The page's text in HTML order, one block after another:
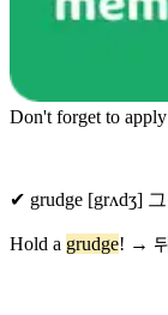
Don't forget to
✔ grudge [grʌdʒ]
Hold a grudge! →